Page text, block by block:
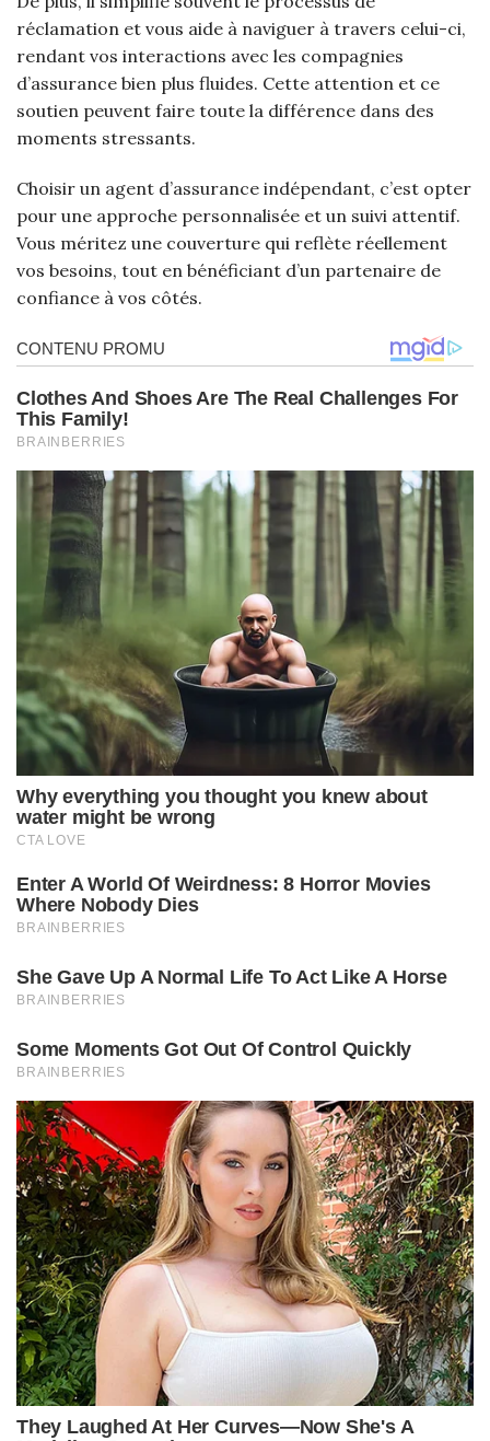
réclamation et vous aide à naviguer à travers celui-ci,
rendant vos interactions avec les compagnies
d’assurance bien plus fluides. Cette attention et ce
soutien peuvent faire toute la différence dans des
moments stressants.
Choisir un agent d’assurance indépendant, c’est opter
pour une approche personnalisée et un suivi attentif.
Vous méritez une couverture qui reflète réellement
vos besoins, tout en bénéficiant d’un partenaire de
confiance à vos côtés.